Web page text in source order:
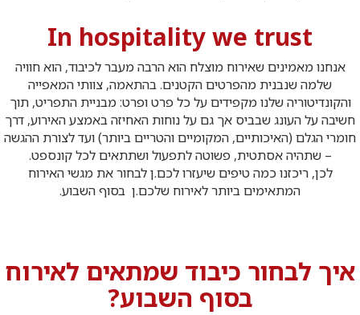
In hospitality we trust
אנחנו מאמינים שאירוח מוצלח הוא הרבה מעבר לכיבוד, הוא חוויה
שלמה שנבנית מהפרטים הקטנים. בהתאמה, צוותי המאפייה
והקונדיטוריה שלנו מקפידים על כל פרט ופרט: מבניית התפריט, תוך
חשיבה על העונג שבביס אך גם על נוחות האחיזה באמצע האירוע, דרך
חומרי הגלם (האיכותיים, המקומיים והטריים ביותר) ועד לצורת ההגשה
– שתהיה אסתטית, פשוטה לתפעול ושתתאים לכל קונספט.
לכן, ריכזנו כמה טיפים שיעזרו לכם.ן לבחור את מגשי האירוח
המתאימים ביותר לאירוח שלכם.ן בסוף השבוע.
איך לבחור כיבוד שמתאים לאירוח
בסוף השבוע?